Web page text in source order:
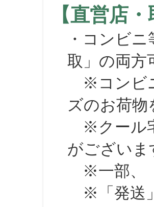
【直営店
・コンビニ
取」の両方
※コンビニ
ズのお荷
※クール宅
がございま
※一部、「
※「発送」